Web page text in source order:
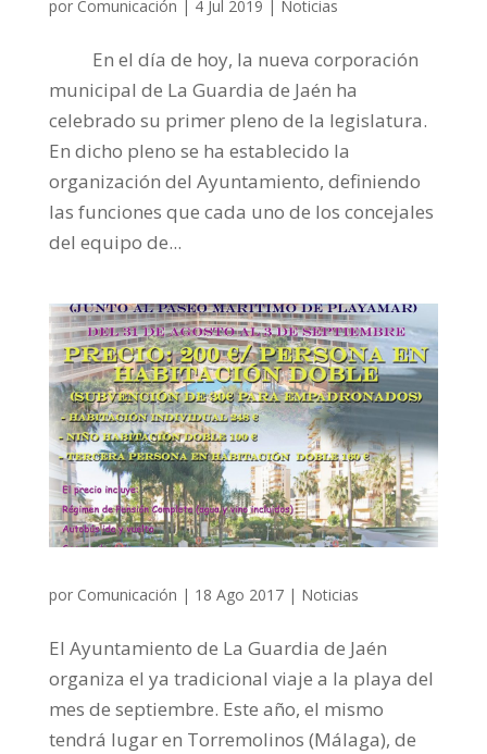
por Comunicación | 4 Jul 2019 | Noticias
En el día de hoy, la nueva corporación
municipal de La Guardia de Jaén ha
celebrado su primer pleno de la legislatura.
En dicho pleno se ha establecido la
organización del Ayuntamiento, definiendo
las funciones que cada uno de los concejales
del equipo de...
por Comunicación | 18 Ago 2017| Noticias
El Ayuntamiento de La Guardia de Jaén
organiza el ya tradicional viaje a la playa del
mes de septiembre. Este año, el mismo
tendrá lugar en Torremolinos (Málaga), de